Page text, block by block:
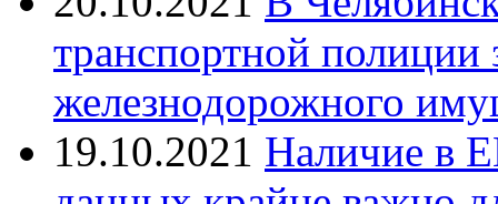
транспортной
железнодорожного
19.10.2021 Наличие в